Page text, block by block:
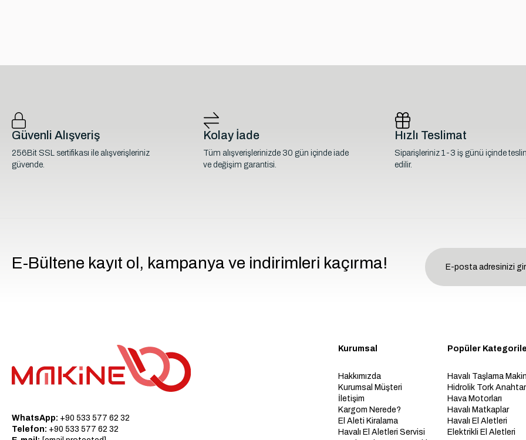
Güvenli Alışveriş
256Bit SSL sertifikası ile alışverişleriniz
güvende.
Kolay İade
Tüm alışverişlerinizde 30 gün içinde iade
ve değişim garantisi.
Hızlı Teslimat
Siparişleriniz 1-3 iş günü içinde
edilir.
E-Bültene kayıt ol, kampanya ve indirimleri kaçırma!
WhatsApp: +90 533 577 62 32
Telefon: +90 533 577 62 32
Kurumsal
Hakkımızda
Kurumsal Müşteri
İletişim
Kargom Nerede?
El Aleti Kiralama
Havalı El Aletleri Servisi
Popüler
Havalı Taşlama
Hidrolik Tork
Hava Motorları
Havalı Matkaplar
Havalı El Aletleri
Elektrikli El Aletleri